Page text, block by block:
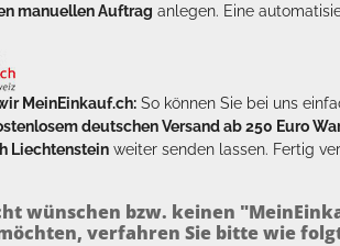
manuellen Auftrag anlegen. Eine
MeinEinkauf.ch: So können Sie bei uns
deutschen Versand ab 250 Euro
Liechtenstein weiter senden lassen. Fertig
wünschen bzw. keinen
verfahren Sie bitte wie